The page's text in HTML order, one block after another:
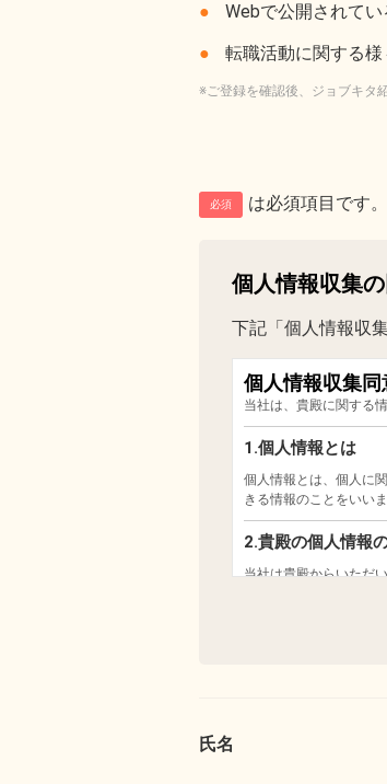
Webで公開されて
転職活動に関する
※ご登録を確認後、ジョブキタ
必須 は必須項目です
個人情報収集
下記「個人情報収
氏名